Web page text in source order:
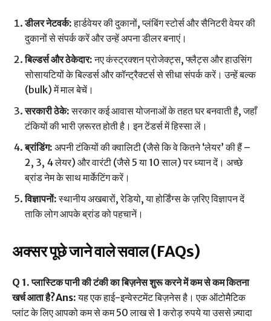
डीलर नेटवर्क:हार्डवेयर की दुकानों, प्लंबिंग स्टोर्स और सैनिटरी वेयर की
दुकानों से संपर्क करें और उन्हें अपना डीलर बनाएं।
बिल्डर्स और ठेकेदार:नए कंस्ट्रक्शन प्रोजेक्ट्स, फ्लैट्स और हाउसिंग
सोसायटियों के बिल्डर्स और कॉन्ट्रैक्टर्स से सीधा संपर्क करें। उन्हें बल्क
(bulk) में माल बेचें।
सरकारी ठेके:सरकार कई आवास योजनाओं के तहत घर बनवाती है, जहाँ
टंकियों की भारी ज़रूरत होती है। इन टेंडर्स में हिस्सा लें।
ब्रांडिंग: अपनी टंकियों की क्वालिटी (जैसे कि वे कितने ‘लेयर’ की हैं –
2, 3, 4 लेयर) और वारंटी (जैसे 5 या 10 साल) पर ध्यान दें। अच्छे
ब्रांड नेम के साथ मार्केटिंग करें।
विज्ञापनों:स्थानीय अखबारों, रेडियो, या होर्डिंग्स के ज़रिए विज्ञापन दें
ताकि लोग आपके ब्रांड को पहचानें।
अक्सर पूछे जाने वाले सवाल (FAQs)
Q 1. प्लास्टिक पानी की टंकी का बिज़नेस शुरू करने में कम से कम कितना
खर्च आता है?Ans:यह एक हाई-इन्वेस्टमेंट बिज़नेस है। एक ऑटोमैटिक
प्लांट के लिए आपको कम से कम 50 लाख से 1 करोड़ रुपये या उससे ज़्यादा